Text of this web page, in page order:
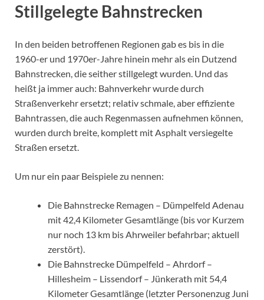
Stillgelegte Bahnstrecken
In den beiden betroffenen Regionen gab es bis in die
1960-er und 1970er-Jahre hinein mehr als ein Dutzend
Bahnstrecken, die seither stillgelegt wurden. Und das
heißt ja immer auch: Bahnverkehr wurde durch
Straßenverkehr ersetzt; relativ schmale, aber effiziente
Bahntrassen, die auch Regenmassen aufnehmen können,
wurden durch breite, komplett mit Asphalt versiegelte
Straßen ersetzt.
Um nur ein paar Beispiele zu nennen:
Die Bahnstrecke Remagen – Dümpelfeld Adenau
mit 42,4 Kilometer Gesamtlänge (bis vor Kurzem
nur noch 13 km bis Ahrweiler befahrbar; aktuell
zerstört).
Die Bahnstrecke Dümpelfeld – Ahrdorf –
Hillesheim – Lissendorf – Jünkerath mit 54,4
Kilometer Gesamtlänge (letzter Personenzug Juni